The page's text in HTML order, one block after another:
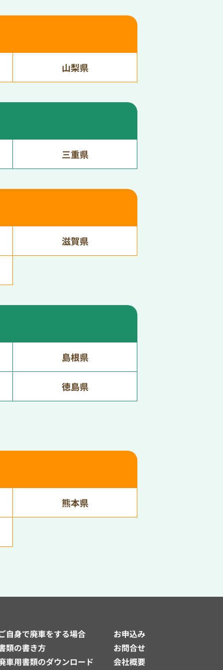
山梨県
三重県
滋賀県
島根県
徳島県
熊本県
自身で廃車をする場合
類の書き方
車用書類のダウンロード
お申込み
お問合せ
会社概要